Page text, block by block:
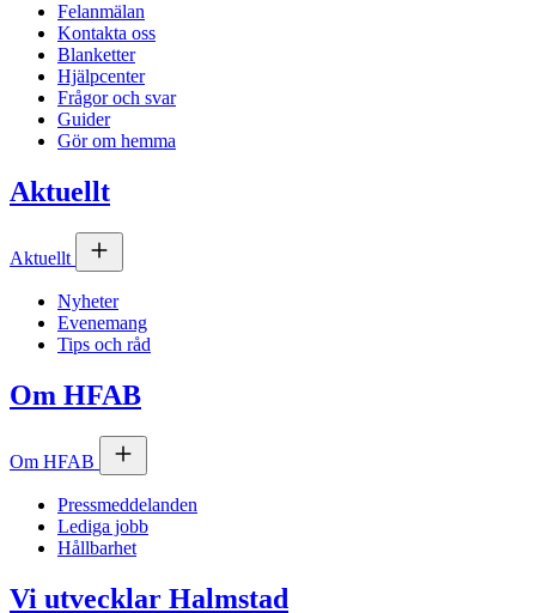
Felanmälan
Kontakta oss
Blanketter
Hjälpcenter
Frågor och svar
Guider
Gör om hemma
Aktuellt
Aktuellt
Nyheter
Evenemang
Tips och råd
Om HFAB
Om HFAB
Pressmeddelanden
Lediga jobb
Hållbarhet
Vi utvecklar Halmstad